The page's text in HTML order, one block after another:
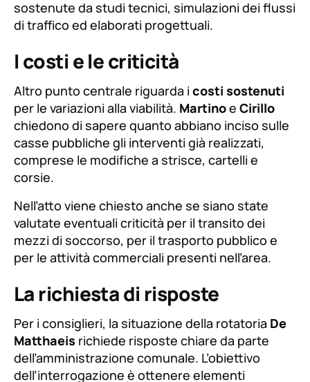
sostenute da studi tecnici, simulazioni dei flussi
di traffico ed elaborati progettuali.
I costi e le criticità
Altro punto centrale riguarda i costi sostenuti
per le variazioni alla viabilità. Martinoe Cirillo
chiedono di sapere quanto abbiano inciso sulle
casse pubbliche gli interventi già realizzati,
comprese le modifiche a strisce, cartelli e
corsie.
Nell’atto viene chiesto anche se siano state
valutate eventuali criticità per il transito dei
mezzi di soccorso, per il trasporto pubblico e
per le attività commerciali presenti nell’area.
La richiesta di risposte
Per i consiglieri, la situazione della rotatoria De
Matthaeis richiede risposte chiare da parte
dell’amministrazione comunale. L’obiettivo
dell’interrogazione è ottenere elementi